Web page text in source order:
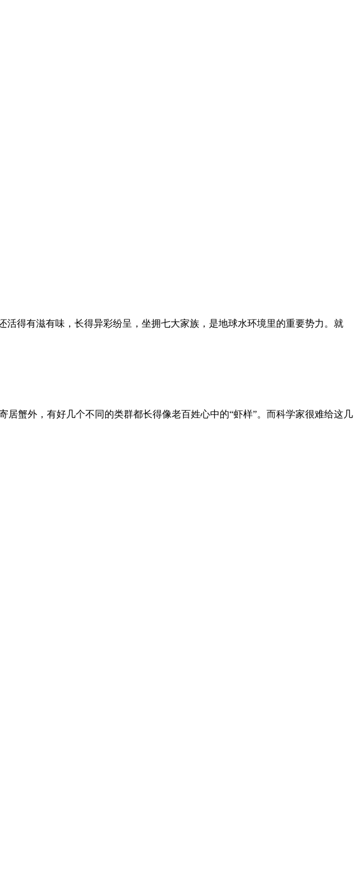
得有滋有味，长得异彩纷呈，坐拥七大家族，是地球水环境里的重要势力。就
蟹外，有好几个不同的类群都长得像老百姓心中的“虾样”。而科学家很难给这几